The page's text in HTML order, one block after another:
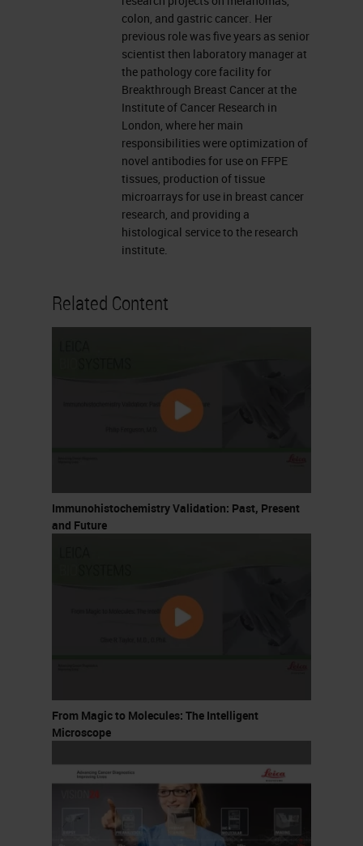
colon, and gastric cancer. Her
previous role was five years as senior
scientist then laboratory manager at
the pathology core facility for
Breakthrough Breast Cancer at the
Institute of Cancer Research in
London, where her main
responsibilities were optimization of
novel antibodies for use on FFPE
tissues, production of tissue
microarrays for use in breast cancer
research, and providing a
histological service to the research
institute.
Related Content
Immunohistochemistry Validation: Past, Present
and Future
From Magic to Molecules: The Intelligent
Microscope